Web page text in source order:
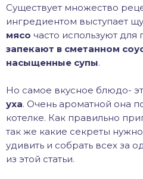
Существует множество
ингредиентом выступает
мясо часто используют для
запекают в сметанном
насыщенные супы.
Но самое вкусное блюдо-
уха. Очень ароматной она
котелке. Как правильно
так же какие секреты
удивить и собрать всех за
из этой статьи.
амур